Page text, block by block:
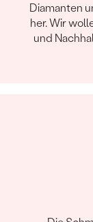
Diamanten
her. Wir
und